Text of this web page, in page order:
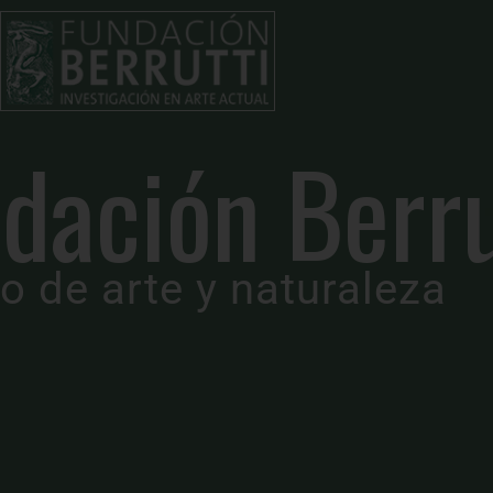
FUNDACIÓN
BERRUTTI
Inspirando
de arte y naturaleza